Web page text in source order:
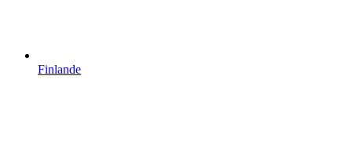
Finlande